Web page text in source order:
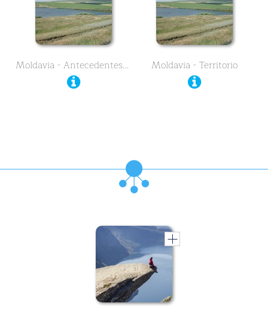
Moldavia - Antecedentes … Moldavia - Territorio